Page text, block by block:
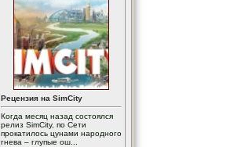
Рецензия на SimCity
Когда месяц назад состоялся
релиз SimCity, по Сети
прокатилось цунами народного
гнева – глупые ош...